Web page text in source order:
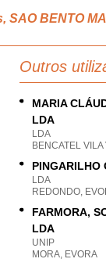
BENTO
Outros
MARIA
LDA
LDA
BENCATEL
PINGARILHO
LDA
REDONDO,
FARMORA,
LDA
UNIP
MORA, EVORA